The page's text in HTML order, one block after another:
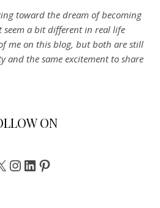
toward the dream of becoming
a bit different in real life
me on this blog, but both are still
and the same excitement to share
ON
Instagram
LinkedInPinterest